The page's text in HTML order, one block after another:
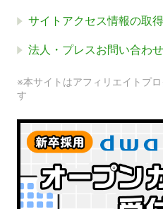
サイトアクセス情報の取
法人・プレスお問い合わせ
※本サイトはアフィリエイトプ
す